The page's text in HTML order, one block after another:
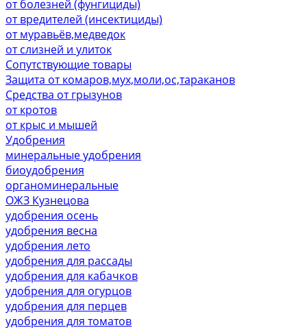
от болезней (фунгициды)
от вредителей (инсектициды)
от муравьёв,медведок
от слизней и улиток
Сопутствующие товары
Защита от комаров,мух,моли,ос,тараканов
Средства от грызунов
от кротов
от крыс и мышей
Удобрения
минеральные удобрения
биоудобрения
органоминеральные
ОЖЗ Кузнецова
удобрения осень
удобрения весна
удобрения лето
удобрения для рассады
удобрения для кабачков
удобрения для огурцов
удобрения для перцев
удобрения для томатов